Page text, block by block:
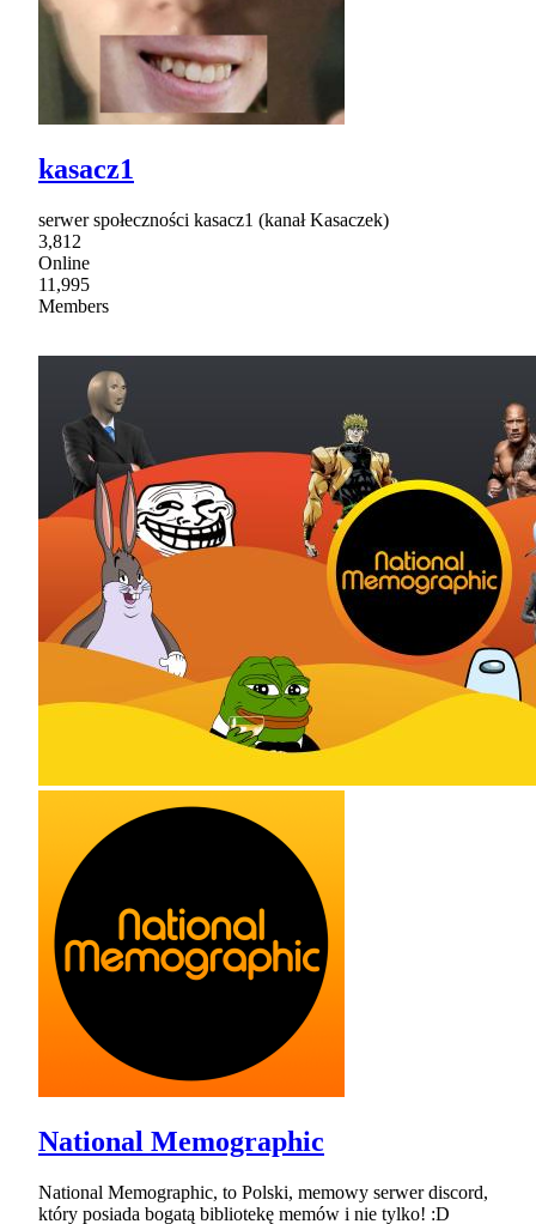
kasacz1
serwer społeczności kasacz1 (kanał Kasaczek)
3,812
Online
11,995
Members
National Memographic
National Memographic, to Polski, memowy serwer discord,
który posiada bogatą bibliotekę memów i nie tylko! :D